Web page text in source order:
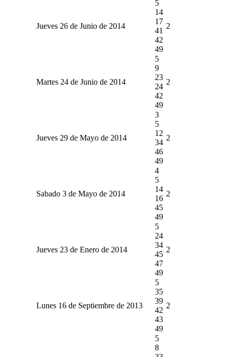
Jueves 26 de Junio de 2014
5
14
17
41
42
49
2
Martes 24 de Junio de 2014
5
9
23
24
42
49
2
Jueves 29 de Mayo de 2014
3
5
12
34
46
49
2
Sabado 3 de Mayo de 2014
4
5
14
16
45
49
2
Jueves 23 de Enero de 2014
5
24
34
45
47
49
2
Lunes 16 de Septiembre de 2013
5
35
39
42
43
49
2
5
8